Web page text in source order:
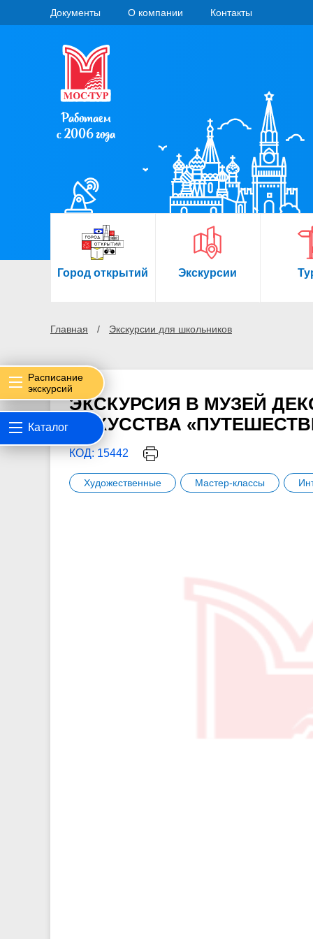
Документы О компании Контакты
Работаем
с 2006 года
Город открытий Экскурсии
Главная Экскурсии для школьников
Расписание
экскурсий
Каталог
ЭКСКУРСИЯ В МУЗЕЙ
ИСКУССТВА
КОД: 15442
Художественные Мастер-классы